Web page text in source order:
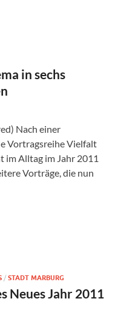
in sechs
Nach einer
Vortragsreihe Vielfalt
im Alltag im Jahr 2011
Vorträge, die nun
/ STADT MARBURG
Neues Jahr 2011